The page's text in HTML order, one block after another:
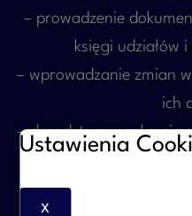
– prowadzenie
księgi udziałów
– wprowadzanie zmian
ich
– doradztwo w zakresie
– obsługę
Ustawienia
X